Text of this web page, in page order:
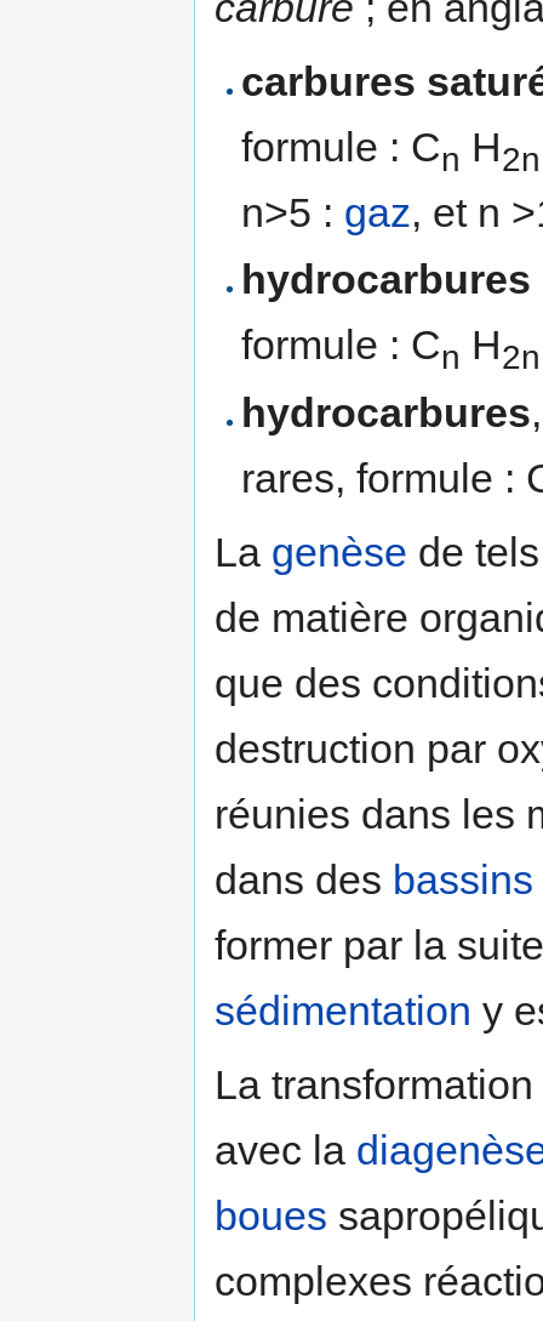
carbures
formule : Cn H
n>5 : gaz, et n
formule : Cn H
hydrocarbures
rares, formule :
La genèse de
de matière
que des
destruction par
réunies dans les
dans des bassins
former par la
sédimentation y
La
avec la
boues
complexes